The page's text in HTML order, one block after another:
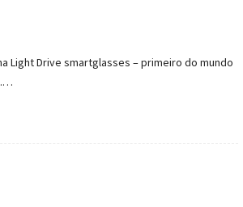
Light Drive smartglasses – primeiro do mundo